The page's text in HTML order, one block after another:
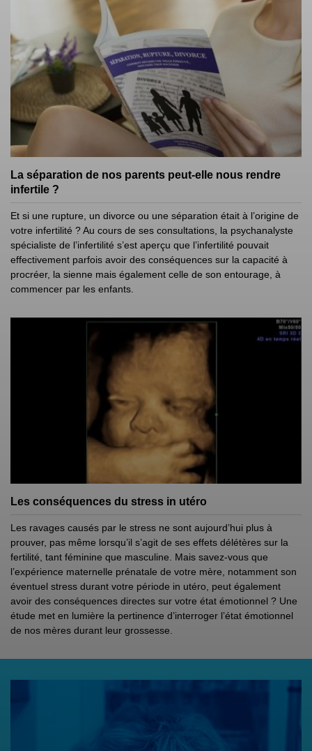
La séparation de nos parents peut-elle nous rendre
infertile ?
Et si une rupture, un divorce ou une séparation était à l’origine de
votre infertilité ? Au cours de ses consultations, la psychanalyste
spécialiste de l’infertilité s’est aperçu que l’infertilité pouvait
effectivement parfois avoir des conséquences sur la capacité à
procréer, la sienne mais également celle de son entourage, à
commencer par les enfants.
Les conséquences du stress in utéro
Les ravages causés par le stress ne sont aujourd’hui plus à
prouver, pas même lorsqu’il s’agit de ses effets délétères sur la
fertilité, tant féminine que masculine. Mais savez-vous que
l’expérience maternelle prénatale de votre mère, notamment son
éventuel stress durant votre période in utéro, peut également
avoir des conséquences directes sur votre état émotionnel ? Une
étude met en lumière la pertinence d’interroger l’état émotionnel
de nos mères durant leur grossesse.